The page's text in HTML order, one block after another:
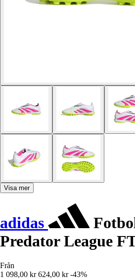
Visa mer
adidas
Predator League
Från
1 098,00 kr 624,00 kr -43%